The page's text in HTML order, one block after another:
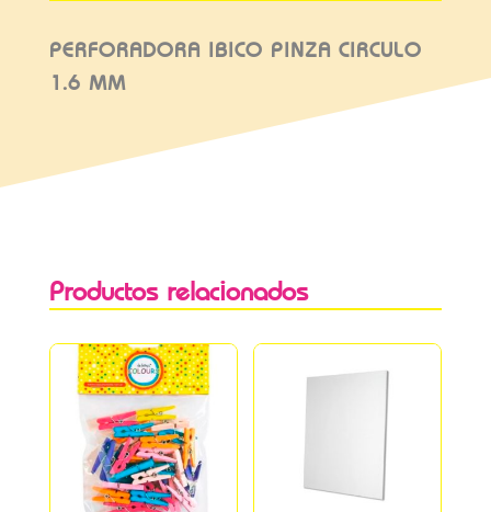
PERFORADORA IBICO PINZA CIRCULO
1.6 MM
Productos relacionados